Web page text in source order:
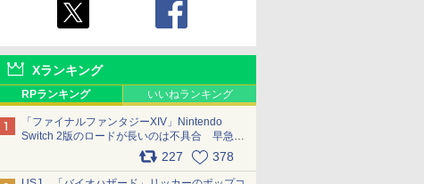
Xランキング
RPランキング いいねランキング
「ファイナルファンタジーXIV」Nintendo
Switch 2版のロードが長いのは不具合 早急に
アップデートできるよう対応中227 378